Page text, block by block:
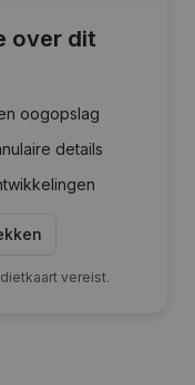
over dit
oogopslag
details
vereist.